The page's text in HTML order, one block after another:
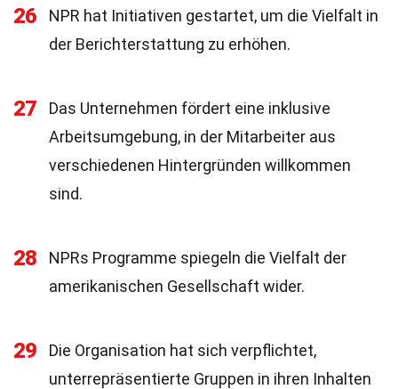
26
NPR hat Initiativen gestartet, um die Vielfalt in
der Berichterstattung zu erhöhen.
27
Das Unternehmen fördert eine inklusive
Arbeitsumgebung, in der Mitarbeiter aus
verschiedenen Hintergründen willkommen
sind.
28
NPRs Programme spiegeln die Vielfalt der
amerikanischen Gesellschaft wider.
29
Die Organisation hat sich verpflichtet,
unterrepräsentierte Gruppen in ihren Inhalten